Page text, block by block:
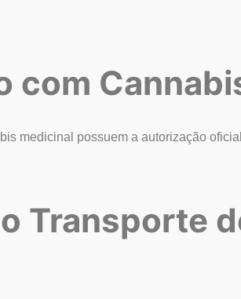
com
medicinal possuem a autorização
Transporte